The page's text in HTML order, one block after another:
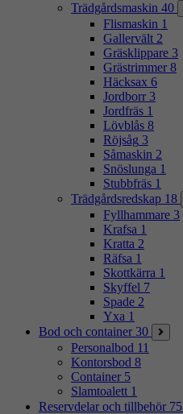
Trädgårdsmaskin 40
Flismaskin 1
Gallervält 2
Gräsklippare 3
Grästrimmer 8
Häcksax 6
Jordborr 3
Jordfräs 1
Lövblås 8
Röjsåg 3
Såmaskin 2
Snöslunga 1
Stubbfräs 1
Trädgårdsredskap 18
Fyllhammare 3
Krafsa 1
Kratta 2
Räfsa 1
Skottkärra 1
Skyffel 7
Spade 2
Yxa 1
Bod och container 30
Personalbod 11
Kontorsbod 8
Container 5
Slamtoalett 1
Reservdelar och tillbehör 75